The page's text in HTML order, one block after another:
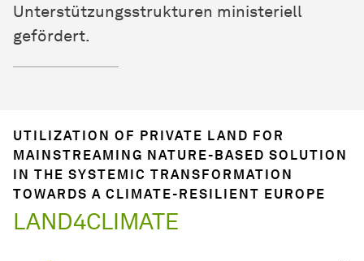
Unterstützungsstrukturen ministeriell
gefördert.
UTILIZATION OF PRIVATE LAND FOR
MAINSTREAMING NATURE-BASED SOLUTION
IN THE SYSTEMIC TRANSFORMATION
TOWARDS A CLIMATE-RESILIENT EUROPE
LAND4CLIMATE